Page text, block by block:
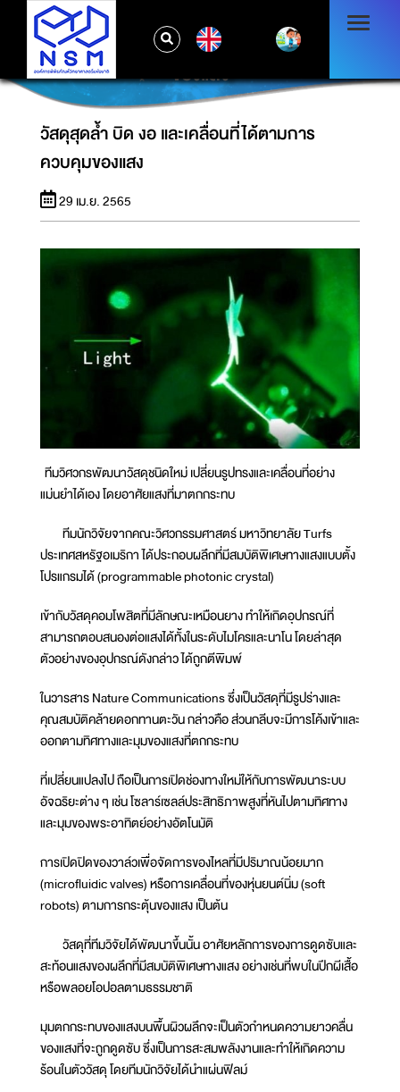
วัสดุสุดล้ำ บิด งอ และเคลื่อนที่ได้ตามการควบคุม
ของแสง
วัสดุสุดล้ำ บิด งอ และเคลื่อนที่ได้ตามการ
ควบคุมของแสง
29 เม.ย. 2565
ทีมวิศวกรพัฒนาวัสดุชนิดใหม่ เปลี่ยนรูปทรงและเคลื่อนที่อย่าง
แม่นยำได้เอง โดยอาศัยแสงที่มาตกกระทบ
ทีมนักวิจัยจากคณะวิศวกรรมศาสตร์ มหาวิทยาลัย Turfs
ประเทศสหรัฐอเมริกา ได้ประกอบผลึกที่มีสมบัติพิเศษทางแสงแบบตั้ง
โปรแกรมได้ (programmable photonic crystal)
เข้ากับวัสดุคอมโพสิตที่มีลักษณะเหมือนยาง ทำให้เกิดอุปกรณ์ที่
สามารถตอบสนองต่อแสงได้ทั้งในระดับไมโครและนาโน โดยล่าสุด
ตัวอย่างของอุปกรณ์ดังกล่าว ได้ถูกตีพิมพ์
ในวารสาร Nature Communications ซึ่งเป็นวัสดุที่มีรูปร่างและ
คุณสมบัติคล้ายดอกทานตะวัน กล่าวคือ ส่วนกลีบจะมีการโค้งเข้าและ
ออกตามทิศทางและมุมของแสงที่ตกกระทบ
ที่เปลี่ยนแปลงไป ถือเป็นการเปิดช่องทางใหม่ให้กับการพัฒนาระบบ
อัจฉริยะต่าง ๆ เช่น โซลาร์เซลล์ประสิทธิภาพสูงที่หันไปตามทิศทาง
และมุมของพระอาทิตย์อย่างอัตโนมัติ
การเปิดปิดของวาล์วเพื่อจัดการของไหลที่มีปริมาณน้อยมาก
(microfluidic valves) หรือการเคลื่อนที่ของหุ่นยนต์นิ่ม (soft
robots) ตามการกระตุ้นของแสง เป็นต้น
วัสดุที่ทีมวิจัยได้พัฒนาขึ้นนั้น อาศัยหลักการของการดูดซับและ
สะท้อนแสงของผลึกที่มีสมบัติพิเศษทางแสง อย่างเช่นที่พบในปีกผีเสื้อ
หรือพลอยโอปอลตามธรรมชาติ
มุมตกกระทบของแสงบนพื้นผิวผลึกจะเป็นตัวกำหนดความยาวคลื่น
ของแสงที่จะถูกดูดซับ ซึ่งเป็นการสะสมพลังงานและทำให้เกิดความ
ร้อนในตัววัสดุ โดยทีมนักวิจัยได้นำแผ่นฟิลม์